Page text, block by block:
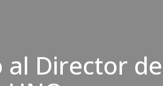
al Director